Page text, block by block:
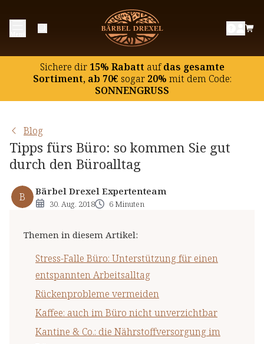
Sichere dir15% Rabatt aufdas gesamte
Sortiment, ab 70€ sogar20% mit dem Code:
SONNENGRUSS
Blog
Tipps fürs Büro: so kommen Sie gut
durch den Büroalltag
B Bärbel Drexel Expertenteam
30. Aug. 2018 6 Minuten
Themen in diesem Artikel:
Stress-Falle Büro: Unterstützung für einen
entspannten Arbeitsalltag
Rückenprobleme vermeiden
Kaffee: auch im Büro nicht unverzichtbar
Kantine & Co.: die Nährstoffversorgung im
Stress-Falle Büro: Unterstützung für einen
entspannten Arbeitsalltag
Rückenprobleme vermeiden
Kaffee: auch im Büro nicht unverzichtbar
Kantine & Co.: die Nährstoffversorgung im Büro
Büro